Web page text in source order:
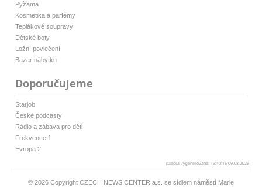
Pyžama
Kosmetika a parfémy
Teplákové soupravy
Dětské boty
Ložní povlečení
Bazar nábytku
Doporučujeme
Starjob
České podcasty
Rádio a zábava pro děti
Frekvence 1
Evropa 2
patička vygenerovaná: 15:40:16 09.08.2026
© 2026 Copyright CZECH NEWS CENTER a.s. se sídlem náměstí Marie